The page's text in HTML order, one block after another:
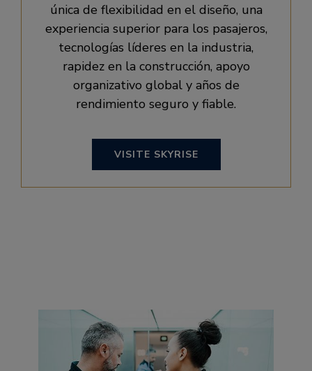
única de flexibilidad en el diseño, una
experiencia superior para los pasajeros,
tecnologías líderes en la industria,
rapidez en la construcción, apoyo
organizativo global y años de
rendimiento seguro y fiable.
VISITE SKYRISE